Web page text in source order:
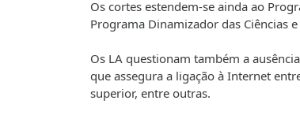
Os cortes estendem-se ainda ao
Programa Dinamizador das Ciências
Os LA questionam também a
que assegura a ligação à Internet
superior, entre outras.